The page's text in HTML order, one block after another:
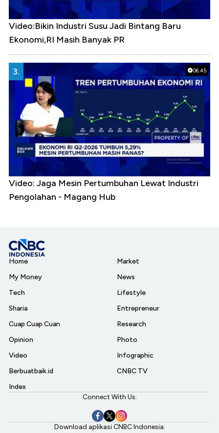
Video:Bikin Industri Susu Jadi Bintang Baru
Ekonomi,RI Masih Banyak PR
06:45
3.
Video: Jaga Mesin Pertumbuhan Lewat Industri
Pengolahan - Magang Hub
Home
My Money
Tech
Sharia
Cuap Cuap Cuan
Opinion
Video
Berbuatbaik.id
Index
Market
News
Lifestyle
Entrepreneur
Research
Photo
Infographic
CNBC TV
Connect With Us:
Download aplikasi CNBC Indonesia: